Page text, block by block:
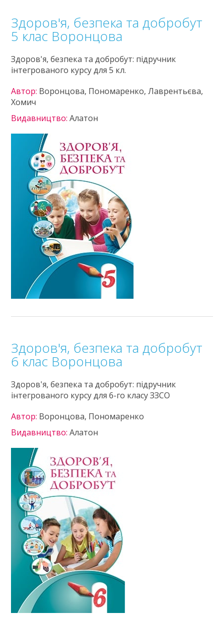
Здоров'я, безпека та добробут
5 клас Воронцова
Здоров'я, безпека та добробут: підручник
інтегрованого курсу для 5 кл.
Автор: Воронцова, Пономаренко, Лаврентьєва,
Хомич
Видавництво:Алатон
Здоров'я, безпека та добробут
6 клас Воронцова
Здоров'я, безпека та добробут: підручник
інтегрованого курсу для 6-го класу ЗЗСО
Автор: Воронцова, Пономаренко
Видавництво:Алатон